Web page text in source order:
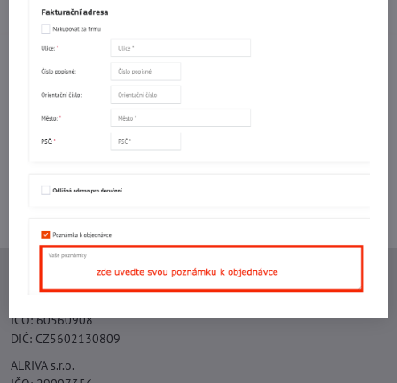
Diskuse 0
Facebook TwitterBluesky
Potřebujete poradit s objednávkou?
Kontaktujte nás:
+420 577 523 563
Ing. Vojtěch Lečbych - IVL
IČO: 60560908
DIČ: CZ5602130809
ALRIVA s.r.o.